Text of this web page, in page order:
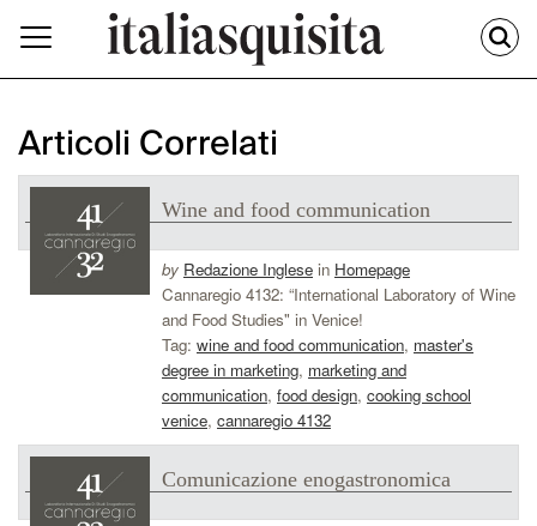
Articoli Correlati
Wine and food communication
by Redazione Inglese in Homepage
Cannaregio 4132: “International Laboratory of Wine
and Food Studies" in Venice!
Tag: wine and food communication, master's
degree in marketing, marketing and
communication, food design, cooking school
venice, cannaregio 4132
Comunicazione enogastronomica